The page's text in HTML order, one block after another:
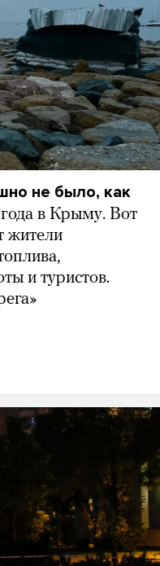
не было, как
в Крыму. Вот
жители
и туристов.